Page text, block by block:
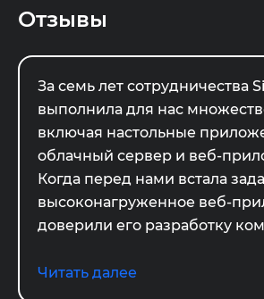
Отзывы
За семь лет сотрудничества
выполнила для нас
включая настольные
облачный сервер и веб-
Когда перед нами встала
высоконагруженное веб-
доверили его разработку
необходимые
Читать далее